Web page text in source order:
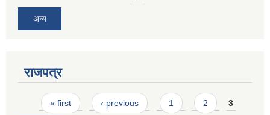
अन्य
राजपत्र
Pages
« first ‹ previous 1 2 3